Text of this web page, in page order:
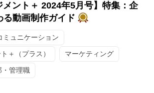
メント＋ 2024年5月号】特集：企
る動画制作ガイド
ミュニケーション
＋（プラス） マーケティング
・管理職